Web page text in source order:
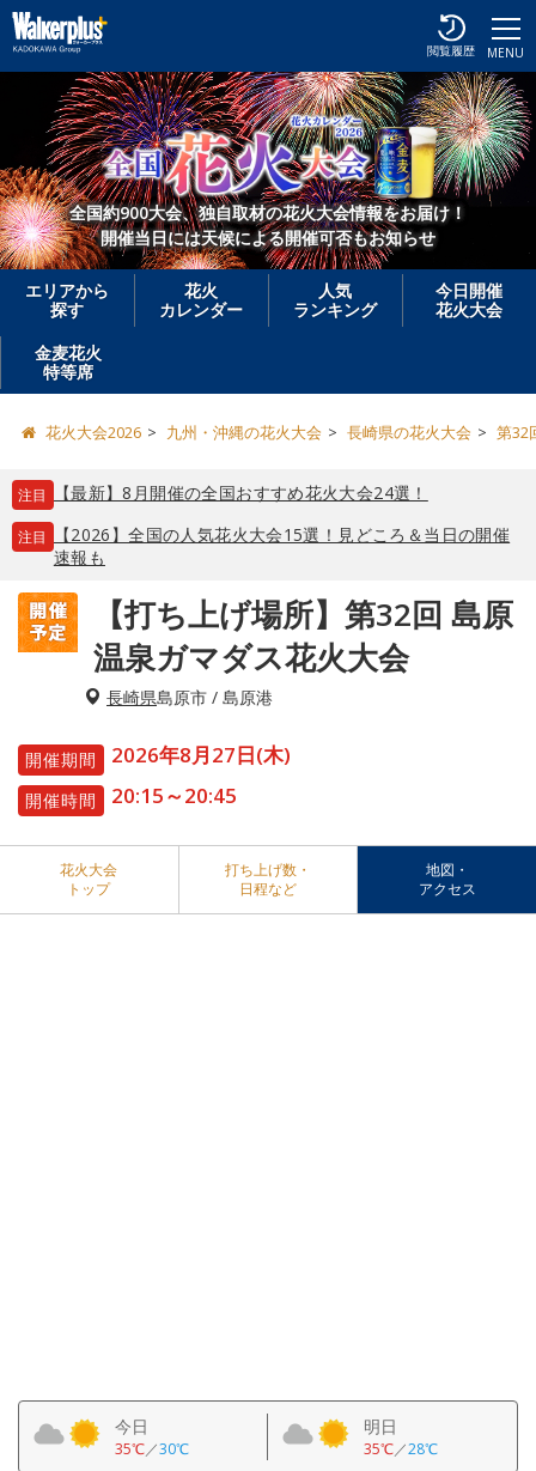
MENU
閲覧履歴
全国約900大会、独自取材の花火大会情報をお届け！
開催当日には天候による開催可否もお知らせ
エリアから
探す
花火
カレンダー
人気
ランキング
今日開催
花火大会
金麦花火
特等席
花火大会2026 九州・沖縄の花火大会 長崎県の花火大会 第32
注目 【最新】8月開催の全国おすすめ花火大会24選！
注目
【2026】全国の人気花火大会15選！見どころ＆当日の開催
速報も
【打ち上げ場所】第32回 島原
温泉ガマダス花火大会
長崎県島原市 / 島原港
開催期間 2026年8月27日(木)
開催時間 20:15～20:45
花火大会
トップ
打ち上げ数・
日程など
地図・
アクセス
今日
35℃／30℃
明日
35℃／28℃